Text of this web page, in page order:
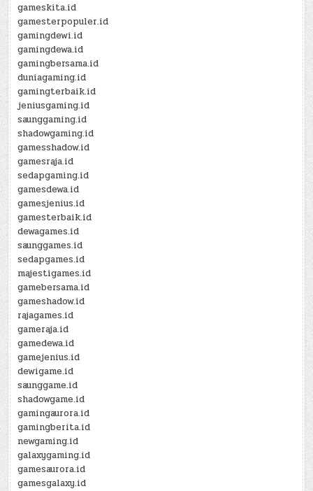
gameskita.id
gamesterpopuler.id
gamingdewi.id
gamingdewa.id
gamingbersama.id
duniagaming.id
gamingterbaik.id
jeniusgaming.id
saunggaming.id
shadowgaming.id
gamesshadow.id
gamesraja.id
sedapgaming.id
gamesdewa.id
gamesjenius.id
gamesterbaik.id
dewagames.id
saunggames.id
sedapgames.id
majestigames.id
gamebersama.id
gameshadow.id
rajagames.id
gameraja.id
gamedewa.id
gamejenius.id
dewigame.id
saunggame.id
shadowgame.id
gamingaurora.id
gamingberita.id
newgaming.id
galaxygaming.id
gamesaurora.id
gamesgalaxy.id